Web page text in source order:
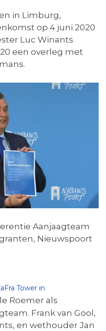
in Limburg,
op 4 juni 2020
Luc Winants
een overleg met
Aanjaagteam
Nieuwspoort
Tower in
Roemer als
Frank van Gool,
en wethouder Jan